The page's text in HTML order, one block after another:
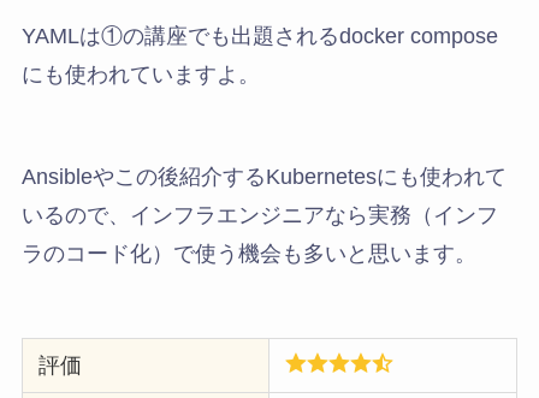
YAMLは①の講座でも出題されるdocker compose
にも使われていますよ。
Ansibleやこの後紹介するKubernetesにも使われて
いるので、インフラエンジニアなら実務（インフ
ラのコード化）で使う機会も多いと思います。
評価